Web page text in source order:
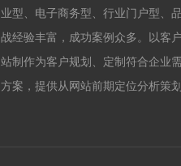
业型、电子商务型、行业门户型、
战经验丰富，成功案例众多。以客
站制作为客户规划、定制符合企业
方案，提供从网站前期定位分析策